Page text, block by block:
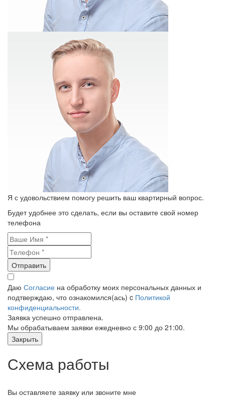
Я с удовольствием помогу решить ваш квартирный вопрос.
Будет удобнее это сделать, если вы оставите свой номер
телефона
Отправить
Даю Согласие на обработку моих персональных данных и
подтверждаю, что ознакомился(ась) c Политикой
конфиденциальности.
Заявка успешно отправлена.
Мы обрабатываем заявки ежедневно с 9:00 до 21:00.
Закрыть
Схема работы
Вы оставляете заявку или звоните мне